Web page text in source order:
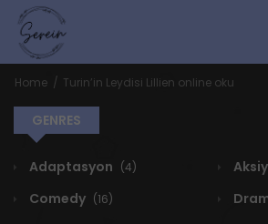
Home Turin’in Leydisi Lillien online oku
GENRES
Adaptasyon (4)
Comedy (16)